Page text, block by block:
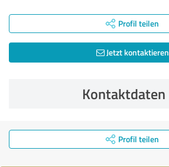
Profil teilen
Jetzt kontaktieren
Kontaktdaten
Profil teilen